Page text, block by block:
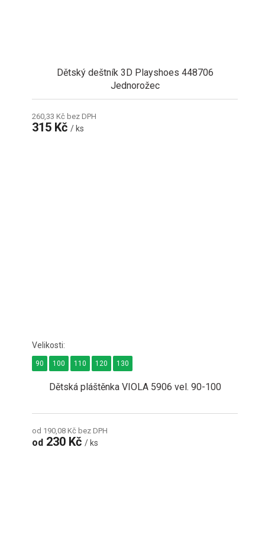
Dětský deštník 3D Playshoes 448706
Jednorožec
260,33 Kč bez DPH
315 Kč/ ks
Dětská pláštěnka VIOLA 5906 vel. 90-100
od 190,08 Kč bez DPH
od 230 Kč/ ks
90 100 110 120 130